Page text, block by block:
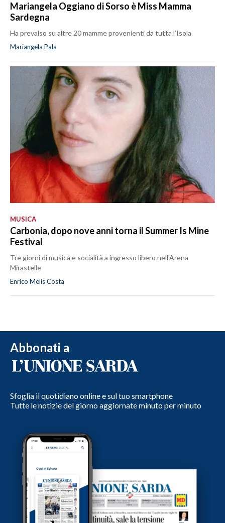
Mariangela Oggiano di Sorso è Miss Mamma
Sardegna
Ha prevalso su altre 20 mamme provenienti da tutta l’Isola
Mariangela Pala
MUSICA
Carbonia, dopo nove anni torna il Summer Is Mine
Festival
Tre giorni di musica e socialità a ingresso libero nell'Arena
Mirastelle
Enrico Melis Costa
Abbonati a
Sfoglia il quotidiano online e sul tuo smartphone
Tutte le notizie del giorno aggiornate minuto per minuto